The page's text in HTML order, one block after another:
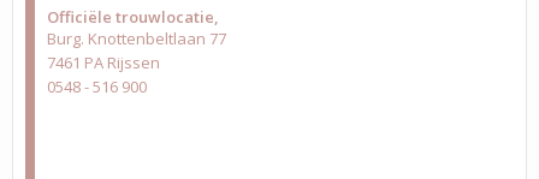
Officiële trouwlocatie
Burg. Knottenbeltlaan 77
7461 PA Rijssen
0548 - 516 900